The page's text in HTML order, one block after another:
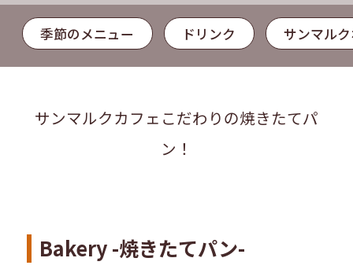
季節のメニュー ドリンク サンマル
サンマルクカフェこだわりの焼きたてパ
ン！
Bakery -焼きたてパン-